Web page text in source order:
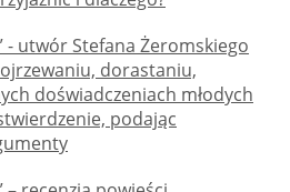
- utwór Stefana Żeromskiego
dorastaniu,
doświadczeniach młodych
podając